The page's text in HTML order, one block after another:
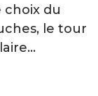
choix du
le tour